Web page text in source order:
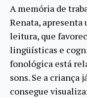
A memória de
Renata, apresenta
leitura, que
lingüísticas e
fonológica está
sons. Se a criança
consegue